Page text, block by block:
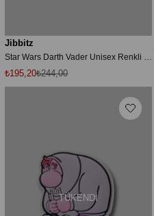
Jibbitz
₺195,20₺244,00
TÜKENDI